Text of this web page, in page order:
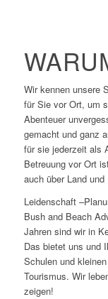
Wir kennen unsere
für Sie vor Ort, um
Abenteuer
gemacht und ganz
für sie jederzeit als
Betreuung vor Ort
auch über Land
Leidenschaft
Bush and Beach
Jahren sind wir in
Das bietet uns und
Schulen und
Tourismus. Wir
zeigen!